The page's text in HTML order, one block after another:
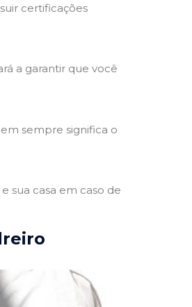
certificações
a garantir que você
sempre significa o
sua casa em caso de